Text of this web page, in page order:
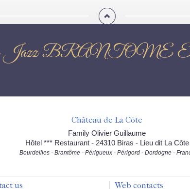
Jazz
Château de La Côte
Family Olivier Guillaume
Hôtel *** Restaurant - 24310 Biras - Lieu dit La Côte
Bourdeilles - Brantôme - Périgueux - Périgord - Dordogne -
us Web contacts